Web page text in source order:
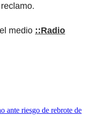
medio ::Radio
ante riesgo de rebrote de